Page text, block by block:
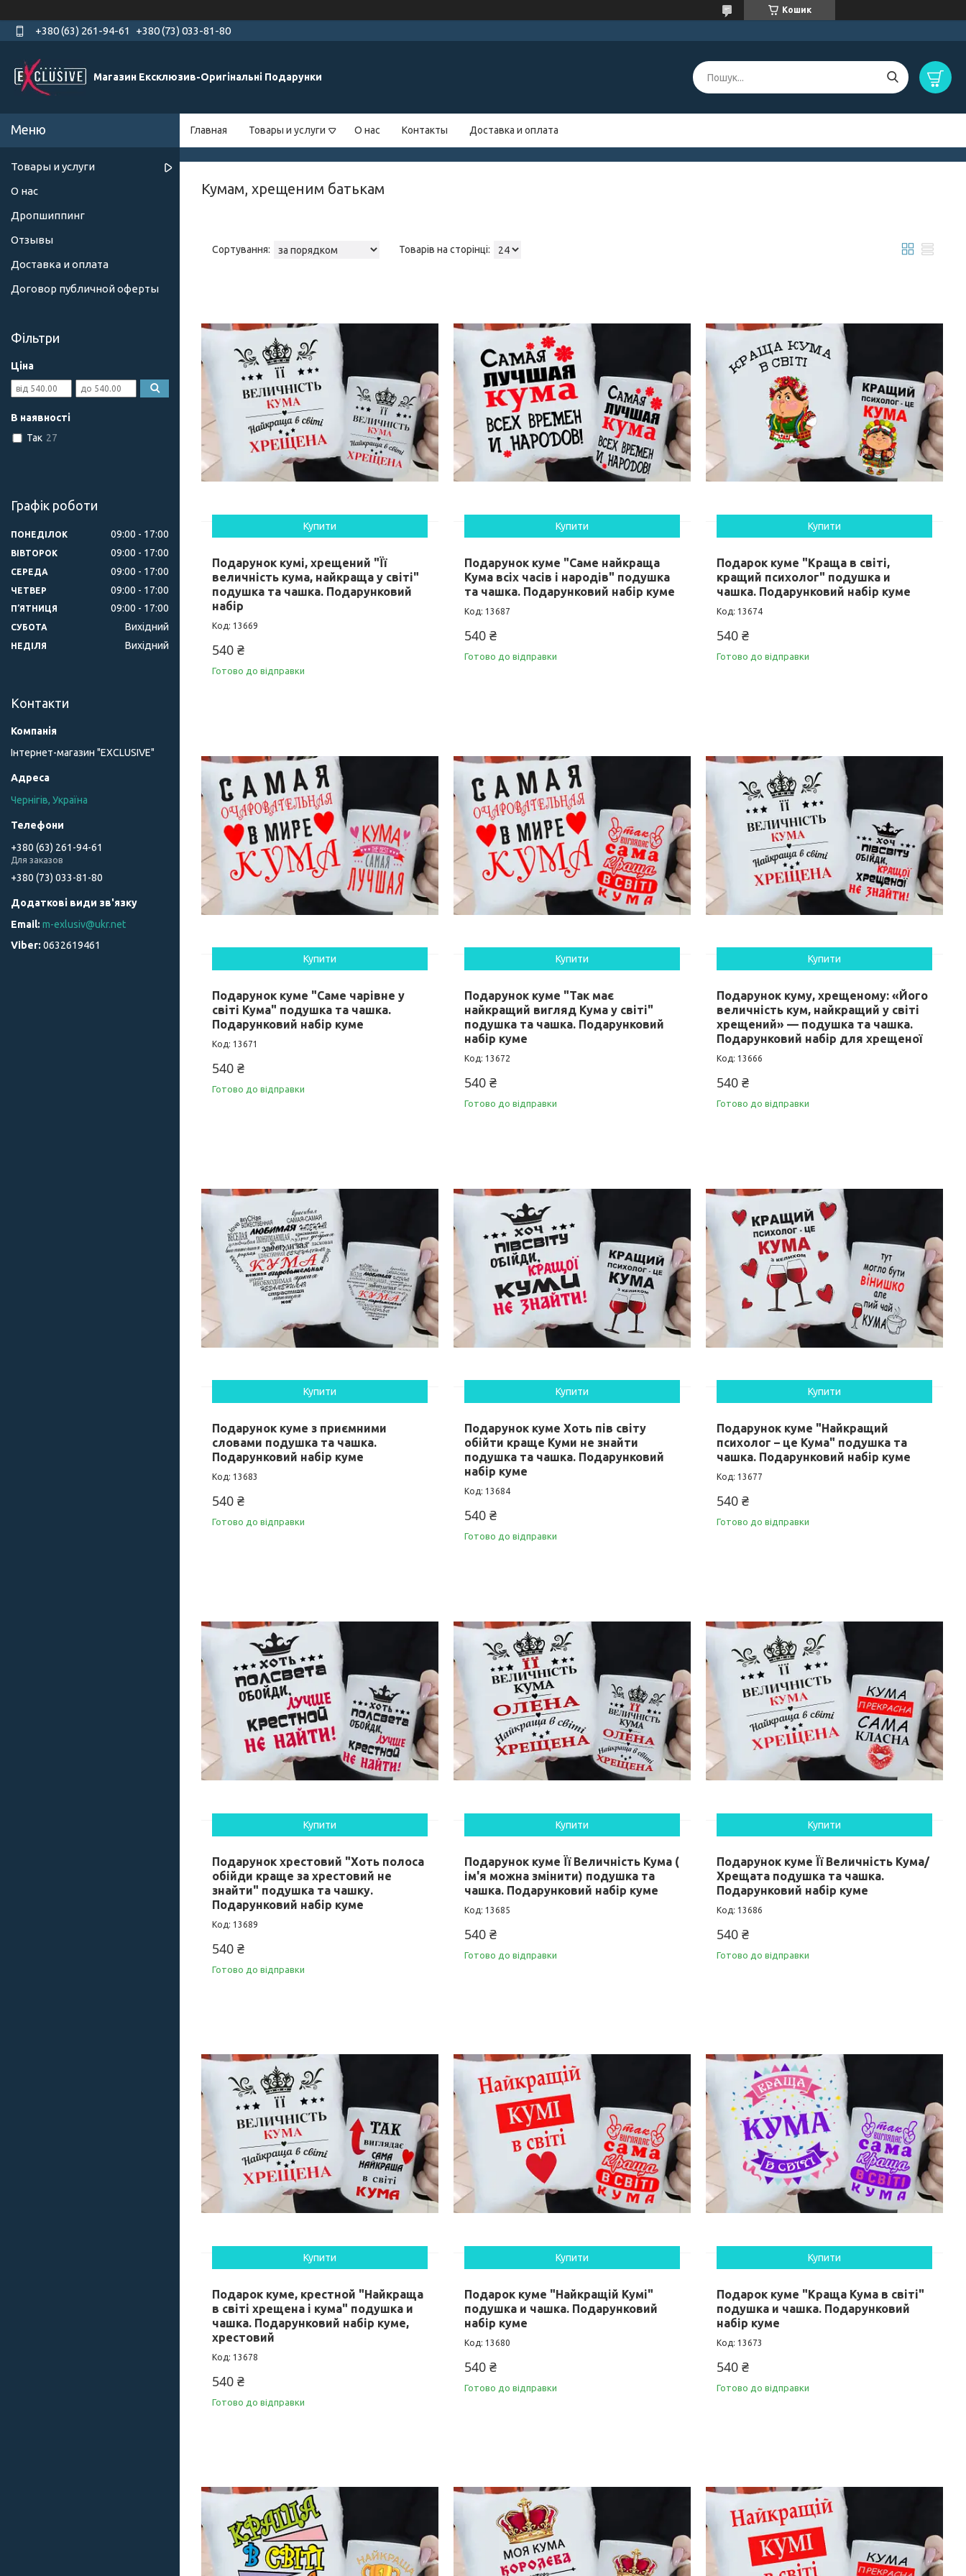
Кошик
+380 (63) 261-94-61 +380 (73) 033-81-80
Магазин Ексклюзив-Оригінальні Подарунки
Главная Товары и услуги О нас Контакты Доставка и оплата
Кумам, хрещеним батькам
Купити
Подарунок кумі, хрещений "Її
величність кума, найкраща у світі"
подушка та чашка. Подарунковий
набір
13669
540 ₴
Готово до відправки
Купити
Подарунок куме "Саме найкраща
Кума всіх часів і народів" подушка
та чашка. Подарунковий набір куме
13687
540 ₴
Готово до відправки
Купити
Подарок куме "Краща в світі,
кращий психолог" подушка и
чашка. Подарунковий набір куме
13674
540 ₴
Готово до відправки
Купити
Подарунок куме "Саме чарівне у
світі Кума" подушка та чашка.
Подарунковий набір куме
13671
540 ₴
Готово до відправки
Купити
Подарунок куме "Так має
найкращий вигляд Кума у світі"
подушка та чашка. Подарунковий
набір куме
13672
540 ₴
Готово до відправки
Купити
Подарунок куму, хрещеному: «Його
величність кум, найкращий у світі
хрещений» — подушка та чашка.
Подарунковий набір для хрещеної
13666
540 ₴
Готово до відправки
Купити
Подарунок куме з приємними
словами подушка та чашка.
Подарунковий набір куме
13683
540 ₴
Готово до відправки
Купити
Подарунок куме Хоть пів світу
обійти краще Куми не знайти
подушка та чашка. Подарунковий
набір куме
13684
540 ₴
Готово до відправки
Купити
Подарунок куме "Найкращий
психолог – це Кума" подушка та
чашка. Подарунковий набір куме
13677
540 ₴
Готово до відправки
Купити
Подарунок хрестовий "Хоть полоса
обійди краще за хрестовий не
знайти" подушка та чашку.
Подарунковий набір куме
13689
540 ₴
Готово до відправки
Купити
Подарунок куме Її Величність Кума (
ім'я можна змінити) подушка та
чашка. Подарунковий набір куме
13685
540 ₴
Готово до відправки
Купити
Подарунок куме Її Величність Кума/
Хрещата подушка та чашка.
Подарунковий набір куме
13686
540 ₴
Готово до відправки
Купити
Подарок куме, крестной "Найкраща
в світі хрещена і кума" подушка и
чашка. Подарунковий набір куме,
хрестовий
13678
540 ₴
Готово до відправки
Купити
Подарок куме "Найкращій Кумі"
подушка и чашка. Подарунковий
набір куме
13680
540 ₴
Готово до відправки
Купити
Подарок куме "Краща Кума в світі"
подушка и чашка. Подарунковий
набір куме
13673
540 ₴
Готово до відправки
Товары и услуги
О нас
Дропшиппинг
Отзывы
Доставка и оплата
Договор публичной оферты
Фільтри
Ціна
В наявності
Так 27
Графік роботи
ПОНЕДІЛОК 09:00 17:00
ВІВТОРОК 09:00 17:00
СЕРЕДА 09:00 17:00
ЧЕТВЕР 09:00 17:00
ПʼЯТНИЦЯ 09:00 17:00
СУБОТА Вихідний
НЕДІЛЯ Вихідний
Контакти
Інтернет-магазин "ЕXCLUSIVE"
Чернігів, Україна
+380 (63) 261-94-61
Для заказов
+380 (73) 033-81-80
m-exlusiv@ukr.net
0632619461